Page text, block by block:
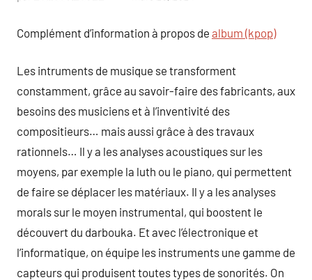
Complément d’information à propos de album (kpop)
Les intruments de musique se transforment
constamment, grâce au savoir-faire des fabricants, aux
besoins des musiciens et à l’inventivité des
compositieurs… mais aussi grâce à des travaux
rationnels… Il y a les analyses acoustiques sur les
moyens, par exemple la luth ou le piano, qui permettent
de faire se déplacer les matériaux. Il y a les analyses
morals sur le moyen instrumental, qui boostent le
découvert du darbouka. Et avec l’électronique et
l’informatique, on équipe les instruments une gamme de
capteurs qui produisent toutes types de sonorités. On